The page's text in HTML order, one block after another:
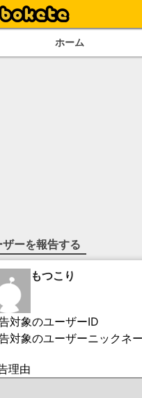
ホーム
ーを報告する
もつこり
対象のユーザーID
対象のユーザーニックネ
理由